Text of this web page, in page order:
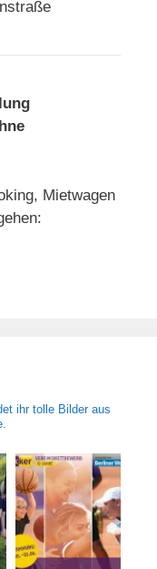
Mietwagen
ihr tolle Bilder aus